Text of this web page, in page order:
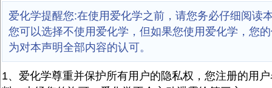
爱化学提醒您:在使用爱化学之前，请您务必仔细阅读
您可以选择不使用爱化学，但如果您使用爱化学，您
为对本声明全部内容的认可。
1、爱化学尊重并保护所有用户的隐私权，您注册的用